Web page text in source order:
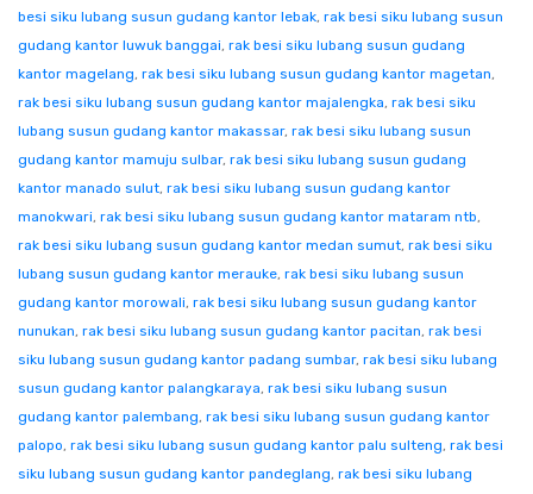
besi siku lubang susun gudang kantor lebak, rak besi siku lubang susun
gudang kantor luwuk banggai, rak besi siku lubang susun gudang
kantor magelang, rak besi siku lubang susun gudang kantor magetan,
rak besi siku lubang susun gudang kantor majalengka, rak besi siku
lubang susun gudang kantor makassar, rak besi siku lubang susun
gudang kantor mamuju sulbar, rak besi siku lubang susun gudang
kantor manado sulut, rak besi siku lubang susun gudang kantor
manokwari, rak besi siku lubang susun gudang kantor mataram ntb,
rak besi siku lubang susun gudang kantor medan sumut, rak besi siku
lubang susun gudang kantor merauke, rak besi siku lubang susun
gudang kantor morowali, rak besi siku lubang susun gudang kantor
nunukan, rak besi siku lubang susun gudang kantor pacitan, rak besi
siku lubang susun gudang kantor padang sumbar, rak besi siku lubang
susun gudang kantor palangkaraya, rak besi siku lubang susun
gudang kantor palembang, rak besi siku lubang susun gudang kantor
palopo, rak besi siku lubang susun gudang kantor palu sulteng, rak besi
siku lubang susun gudang kantor pandeglang, rak besi siku lubang